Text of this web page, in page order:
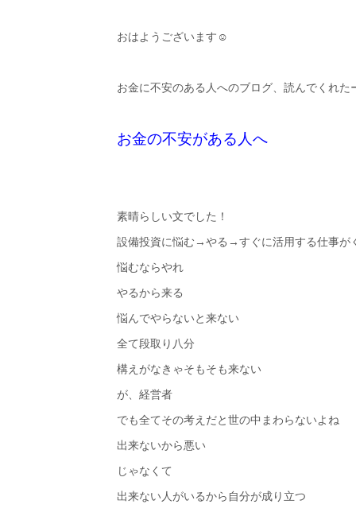
おはようございます☺︎
お金に不安のある人へのブログ、読んでくれた
お金の不安がある人へ
素晴らしい文でした！
設備投資に悩む→やる→すぐに活用する仕事が
悩むならやれ
やるから来る
悩んでやらないと来ない
全て段取り八分
構えがなきゃそもそも来ない
が、経営者
でも全てその考えだと世の中まわらないよね
出来ないから悪い
じゃなくて
出来ない人がいるから自分が成り立つ